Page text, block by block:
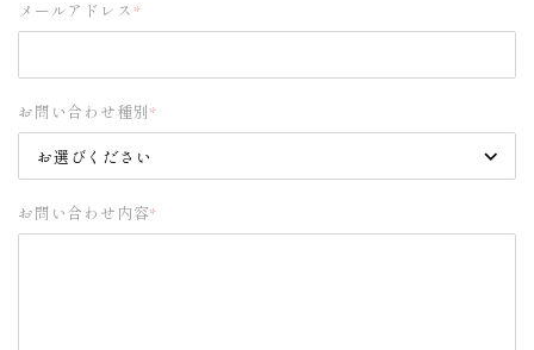
メールアドレス *
お問い合わせ種別 *
お問い合わせ内容*